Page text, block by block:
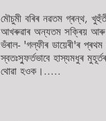
মৌচুমী বৰিৰ নৱতম গ্ৰন্থ,
আখৰুৱাৰ অন্যতম সক্ৰিয় আৰু
ভঁৰাল- 'গল্ফীৰ ডায়েৰী'ৰ
স্বতঃস্ফুৰ্তভাবে হাস্যমধুৰ
থোৱা হওক।.....